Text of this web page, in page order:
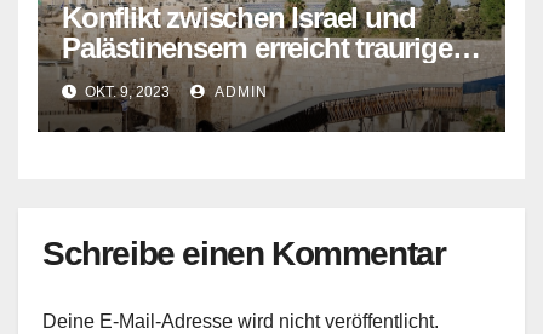
Konflikt zwischen Israel und
Palästinensern erreicht traurigen
Höhepunkt
OKT. 9, 2023 ADMIN
Schreibe einen Kommentar
Deine E-Mail-Adresse wird nicht veröffentlicht.